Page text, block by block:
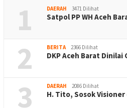
1 DAERAH 3471 Dilihat
Satpol PP WH Aceh
2 BERITA 2366 Dilihat
DKP Aceh Barat
3 DAERAH 2086 Dilihat
H. Tito, Sosok